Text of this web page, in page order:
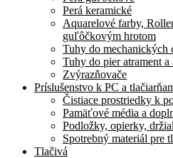
Perá keramické
Aquarelové farby,
guľôčkovým hrotom
Tuhy do mechanických
Tuhy do pier atrament
Zvýrazňovače
Príslušenstvo k PC a
Čistiace prostriedky k
Pamäťové média a
Podložky, opierky,
Spotrebný materiál pre
Tlačivá